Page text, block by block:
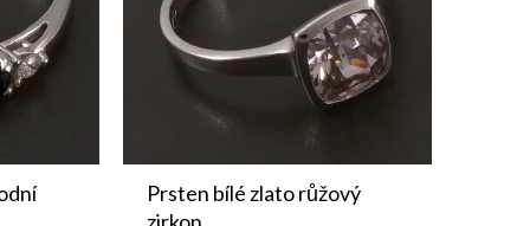
Prsten bílé zlato růžový